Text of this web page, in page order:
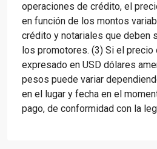
operaciones de crédito, el
en función de los montos
crédito y notariales que deben
los promotores. (3) Si el
expresado en USD dólares
pesos puede variar
en el lugar y fecha en el
pago, de conformidad con la